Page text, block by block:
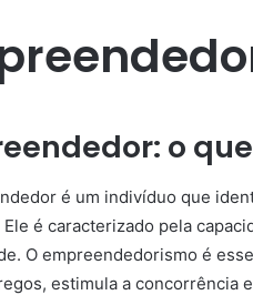
o
é um indivíduo que
é caracterizado pela
O empreendedorismo é
estimula a concorrência